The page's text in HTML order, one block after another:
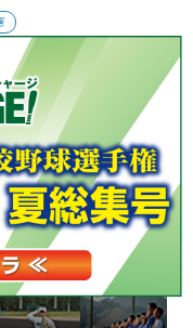
位指名を受けてプロ入
ファーム二冠に輝くなど
代と今後の目標を聞い